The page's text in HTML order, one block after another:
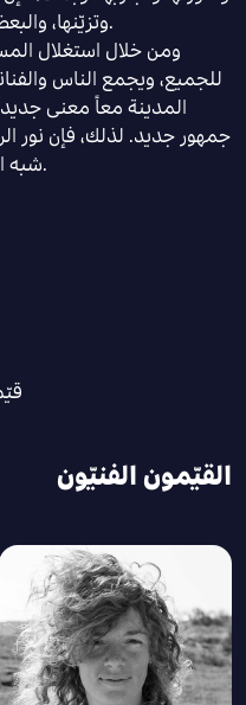
وتزيّنها، والبعض الآخر يبعث على الدهشة والتفكير.
ومن خلال استغلال
للجميع، ويجمع الناس
المدينة معاً معنى
جمهور جديد. لذلك، فإن نور
شبه المغلقة، أمام جيل جديد من عشاقه.
القيّمون الفنيّون